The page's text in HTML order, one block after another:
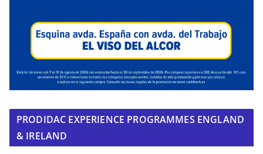
PRODIDAC EXPERIENCE PROGRAMMES ENGLAND
& IRELAND